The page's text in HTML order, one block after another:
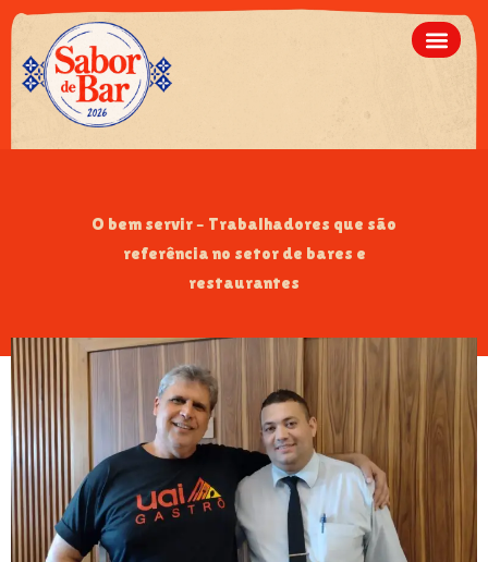
O bem servir – Trabalhadores que são
referência no setor de bares e
restaurantes